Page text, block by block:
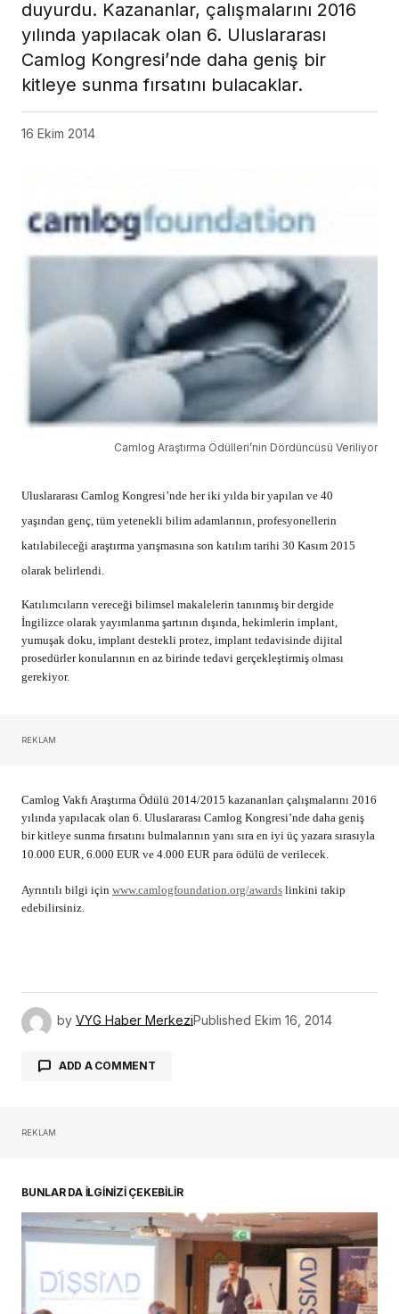
duyurdu. Kazananlar, çalışmalarını 2016
yılında yapılacak olan 6. Uluslararası
Camlog Kongresi’nde daha geniş bir
kitleye sunma fırsatını bulacaklar.
16 Ekim 2014
Camlog Araştırma Ödülleri’nin Dördüncüsü Veriliyor
Uluslararası Camlog Kongresi’nde her iki yılda bir yapılan ve 40
yaşından genç, tüm yetenekli bilim adamlarının, profesyonellerin
katılabileceği araştırma yarışmasına son katılım tarihi 30 Kasım 2015
olarak belirlendi.
Katılımcıların vereceği bilimsel makalelerin tanınmış bir dergide
İngilizce olarak yayımlanma şartının dışında, hekimlerin implant,
yumuşak doku, implant destekli protez, implant tedavisinde dijital
prosedürler konularının en az birinde tedavi gerçekleştirmiş olması
gerekiyor.
REKLAM
Camlog Vakfı Araştırma Ödülü 2014/2015 kazananları çalışmalarını 2016
yılında yapılacak olan 6. Uluslararası Camlog Kongresi’nde daha geniş
bir kitleye sunma fırsatını bulmalarının yanı sıra en iyi üç yazara sırasıyla
10.000 EUR, 6.000 EUR ve 4.000 EUR para ödülü de verilecek.
Ayrıntılı bilgi için www.camlogfoundation.org/awards linkini takip
edebilirsiniz.
by VYG Haber MerkeziPublished Ekim 16, 2014
ADD A COMMENT
REKLAM
BUNLAR DA İLGİNİZİ ÇEKEBİLİR